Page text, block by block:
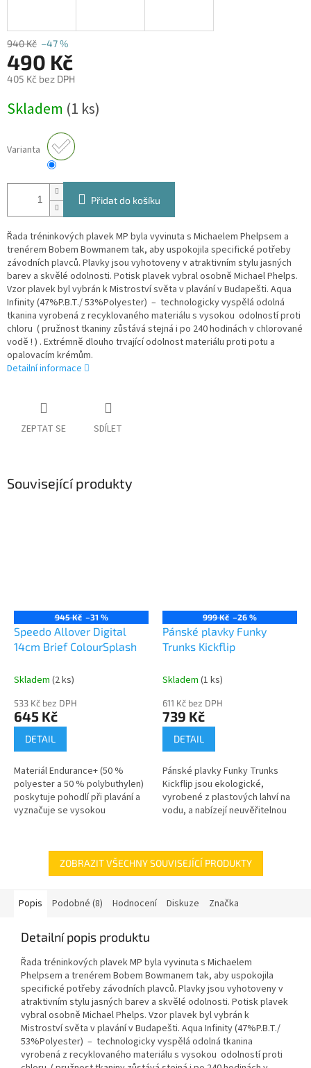
940 Kč –47 %
490 Kč
405 Kč bez DPH
cena:
Skladem (1 ks)
Varianta
Přidat do košíku
Řada tréninkových plavek MP byla vyvinuta s Michaelem Phelpsem a
trenérem Bobem Bowmanem tak, aby uspokojila specifické potřeby
závodních plavců. Plavky jsou vyhotoveny v atraktivním stylu jasných
barev a skvělé odolnosti. Potisk plavek vybral osobně Michael Phelps.
Vzor plavek byl vybrán k Mistroství světa v plavání v Budapešti. Aqua
Infinity (47%P.B.T./ 53%Polyester) – technologicky vyspělá odolná
tkanina vyrobená z recyklovaného materiálu s vysokou odolností proti
chloru ( pružnost tkaniny zůstává stejná i po 240 hodinách v chlorované
vodě ! ) . Extrémně dlouho trvající odolnost materiálu proti potu a
opalovacím krémům.
Detailní informace
ZEPTAT SE SDÍLET
Související produkty
945 Kč –31 %
Speedo Allover Digital
14cm Brief ColourSplash
Skladem (2 ks)
533 Kč bez DPH
645 Kč
DETAIL
Materiál Endurance+ (50 %
polyester a 50 % polybuthylen)
poskytuje pohodlí při plavání a
vyznačuje se vysokou
999 Kč –26 %
Pánské plavky Funky
Trunks Kickflip
Skladem (1 ks)
611 Kč bez DPH
739 Kč
DETAIL
Pánské plavky Funky Trunks
Kickflip jsou ekologické,
vyrobené z plastových lahví na
vodu, a nabízejí neuvěřitelnou
ZOBRAZIT VŠECHNY SOUVISEJÍCÍ PRODUKTY
Popis Podobné (8) Hodnocení Diskuze Značka
Detailní popis produktu
Řada tréninkových plavek MP byla vyvinuta s Michaelem
Phelpsem a trenérem Bobem Bowmanem tak, aby uspokojila
specifické potřeby závodních plavců. Plavky jsou vyhotoveny v
atraktivním stylu jasných barev a skvělé odolnosti. Potisk plavek
vybral osobně Michael Phelps. Vzor plavek byl vybrán k
Mistroství světa v plavání v Budapešti. Aqua Infinity (47%P.B.T./
53%Polyester) – technologicky vyspělá odolná tkanina
vyrobená z recyklovaného materiálu s vysokou odolností proti